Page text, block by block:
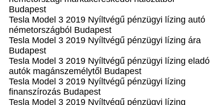
Budapest
Tesla Model 3 2019 Nyíltvégű pénzügyi lízing autó
németországból Budapest
Tesla Model 3 2019 Nyíltvégű pénzügyi lízing ára
Budapest
Tesla Model 3 2019 Nyíltvégű pénzügyi lízing eladó
autók magánszemélytől Budapest
Tesla Model 3 2019 Nyíltvégű pénzügyi lízing
finanszírozás Budapest
Tesla Model 3 2019 Nyíltvégű pénzügyi lízing